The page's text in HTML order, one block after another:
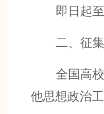
即日起至
二、征
全国高
他思想政治工